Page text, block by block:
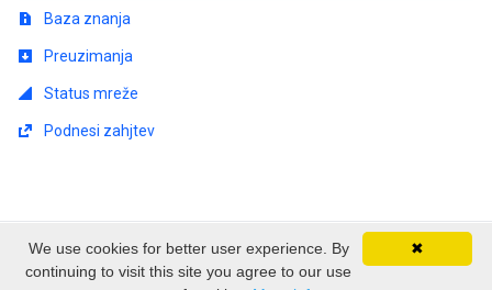
Baza znanja
Preuzimanja
Status mreže
Podnesi zahjtev
Autorsko pravo © 2026 EmpireSP - Serviços de
Alojamento. Sva prava pridržana.
✖
We use cookies for better user experience. By
continuing to visit this site you agree to our use